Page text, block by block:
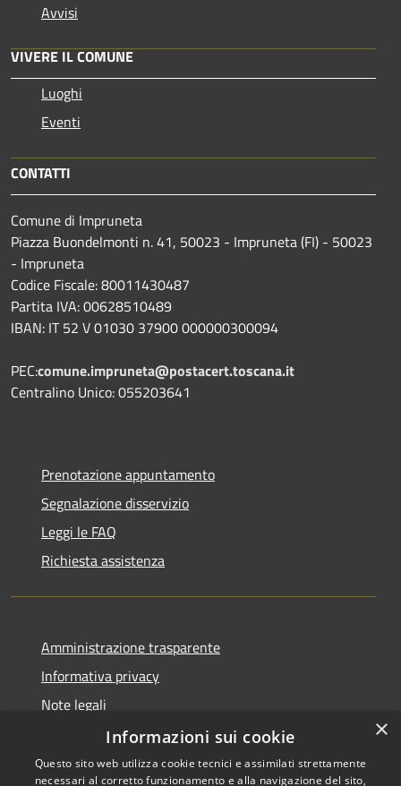
Avvisi
VIVERE IL COMUNE
Luoghi
Eventi
CONTATTI
Comune di Impruneta
Piazza Buondelmonti n. 41, 50023 - Impruneta (FI) - 50023
- Impruneta
Codice Fiscale: 80011430487
Partita IVA: 00628510489
IBAN: IT 52 V 01030 37900 000000300094
PEC:comune.impruneta@postacert.toscana.it
Centralino Unico: 055203641
Prenotazione appuntamento
Segnalazione disservizio
Leggi le FAQ
Richiesta assistenza
Amministrazione trasparente
Informativa privacy
Note legali
Dichiarazione di accessibilità
×
Informazioni sui cookie
Questo sito web utilizza cookie tecnici e assimilati strettamente
necessari al corretto funzionamento e alla navigazione del sito,